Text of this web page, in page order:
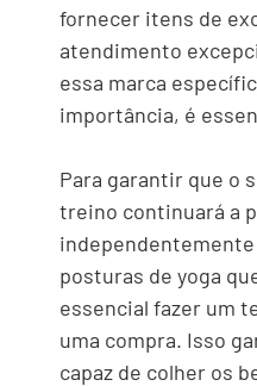
fornecer itens de
atendimento
essa marca
importância, é
Para garantir que o
treino continuará a
posturas de yoga
essencial fazer um
uma compra. Isso
capaz de colher os